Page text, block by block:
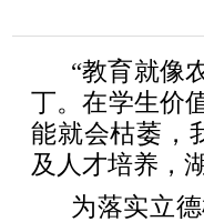
“教育就像
丁。在学生价
能就会枯萎，
及人才培养，
为落实立